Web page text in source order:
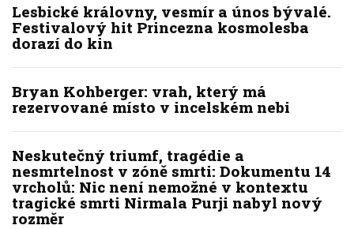
Lesbické královny, vesmír a únos bývalé.
Festivalový hit Princezna kosmolesba
dorazí do kin
Bryan Kohberger: vrah, který má
rezervované místo v incelském nebi
Neskutečný triumf, tragédie a
nesmrtelnost v zóně smrti: Dokumentu 14
vrcholů: Nic není nemožné v kontextu
tragické smrti Nirmala Purji nabyl nový
rozměr